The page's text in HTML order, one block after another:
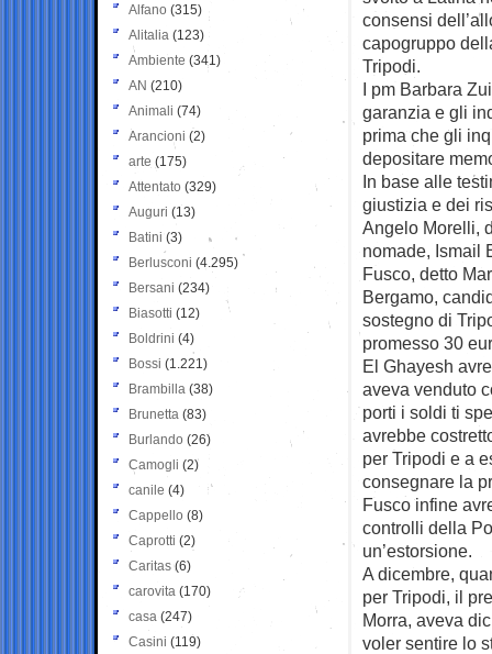
consensi
capogruppo
Tripodi.
I pm Barbara
garanzia e gli
prima che gli
depositare
In base alle
giustizia e dei
Angelo Morelli,
nomade, Ismail
Fusco, detto
Bergamo,
sostegno di
promesso 30
El Ghayesh
aveva venduto
porti i soldi ti
avrebbe
per Tripodi e a
consegnare la
Fusco infine
controlli della
un’estorsione.
A dicembre,
per Tripodi, il
Morra, aveva
voler sentire lo
Alfano (315)
Alitalia (123)
Ambiente (341)
AN (210)
Animali (74)
Arancioni (2)
arte (175)
Attentato (329)
Auguri (13)
Batini (3)
Berlusconi (4.295)
Bersani (234)
Biasotti (12)
Boldrini (4)
Bossi (1.221)
Brambilla (38)
Brunetta (83)
Burlando (26)
Camogli (2)
canile (4)
Cappello (8)
Caprotti (2)
Caritas (6)
carovita (170)
casa (247)
Casini (119)